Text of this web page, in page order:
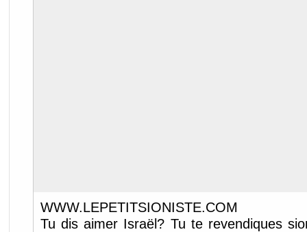
WWW.LEPETITSIONISTE.COM
Tu dis aimer Israël? Tu te revendiques